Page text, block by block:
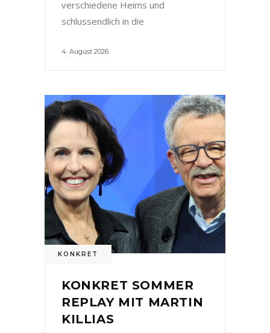
verschiedene Heims und
schlussendlich in die
4. August 2026
KONKRET
KONKRET SOMMER
REPLAY MIT MARTIN
KILLIAS